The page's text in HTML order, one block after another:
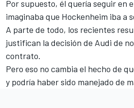
Por supuesto, él quería seguir en
imaginaba que Hockenheim iba a
A parte de todo, los recientes
justifican la decisión de Audi de
contrato.
Pero eso no cambia el hecho de
y podría haber sido manejado de